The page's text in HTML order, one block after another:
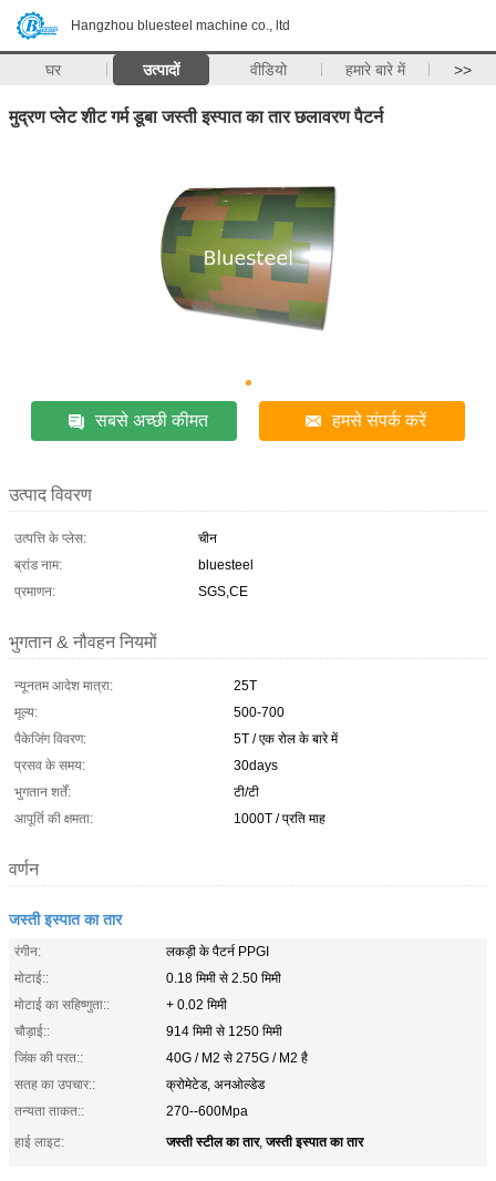
Hangzhou bluesteel machine co., ltd
घर उत्पादों वीडियो हमारे बारे में >>
मुद्रण प्लेट शीट गर्म डूबा जस्ती इस्पात का तार छलावरण पैटर्न
सबसे अच्छी कीमत हमसे संपर्क करें
उत्पाद विवरण
उत्पत्ति के प्लेस:
चीन
ब्रांड नाम:
bluesteel
प्रमाणन:
SGS,CE
भुगतान & नौवहन नियमों
न्यूनतम आदेश मात्रा:
25T
मूल्य:
500-700
पैकेजिंग विवरण:
5T / एक रोल के बारे में
प्रसव के समय:
30days
भुगतान शर्तें:
टी/टी
आपूर्ति की क्षमता:
1000T / प्रति माह
वर्णन
जस्ती इस्पात का तार
रंगीन:
लकड़ी के पैटर्न PPGI
मोटाई::
0.18 मिमी से 2.50 मिमी
मोटाई का सहिष्णुता::
+ 0.02 मिमी
चौड़ाई::
914 मिमी से 1250 मिमी
जिंक की परत::
40G / M2 से 275G / M2 है
सतह का उपचार::
क्रोमेटेड, अनओल्डेड
तन्यता ताकत::
270--600Mpa
हाई लाइट:
जस्ती स्टील का तार,जस्ती इस्पात का तार